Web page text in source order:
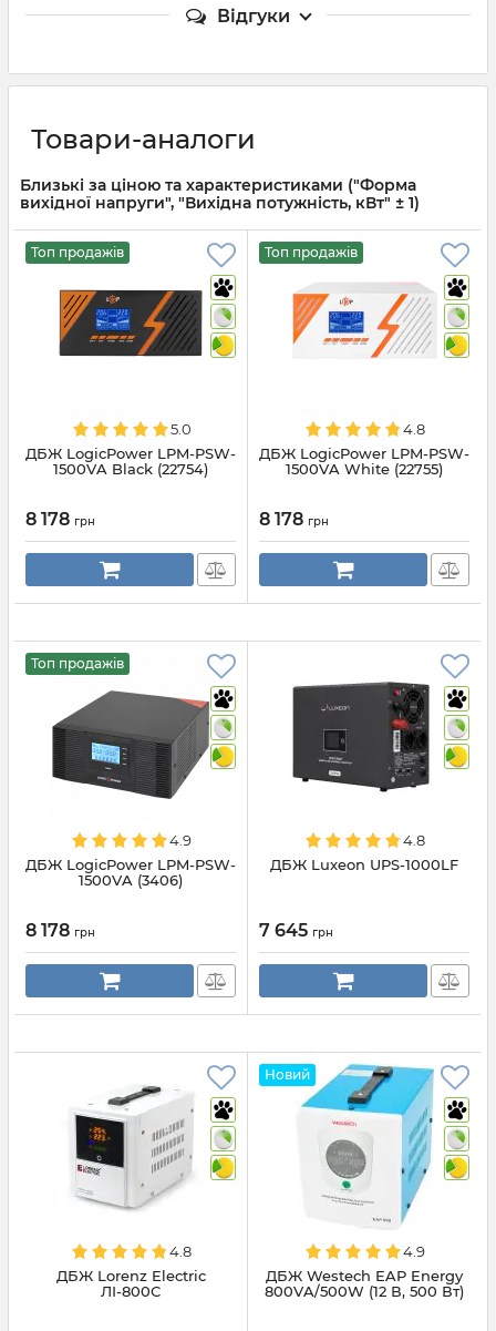
Відгуки
Товари-аналоги
Близькі за ціною та характеристиками ("Форма
вихідної напруги", "Вихідна потужність, кВт" ± 1)
Топ продажів
5.0
ДБЖ LogicPower LPM-PSW-
1500VA Black (22754)
8 178 грн
Топ продажів
4.8
ДБЖ LogicPower LPM-PSW-
1500VA White (22755)
8 178 грн
Топ продажів
4.9
ДБЖ LogicPower LPM-PSW-
1500VA (3406)
8 178 грн
4.8
ДБЖ Luxeon UPS-1000LF
7 645 грн
4.8
ДБЖ Lorenz Electric
ЛІ-800С
Новий
4.9
ДБЖ Westech EAP Energy
800VA/500W (12 В, 500 Вт)